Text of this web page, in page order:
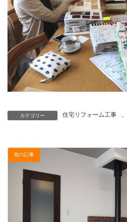
カテゴリー 住宅リフォーム工事 、
前の記事